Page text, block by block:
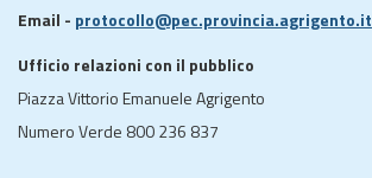
Email - protocollo@pec.provincia.agrigento.it
Ufficio relazioni con il pubblico
Piazza Vittorio Emanuele Agrigento
Numero Verde 800 236 837